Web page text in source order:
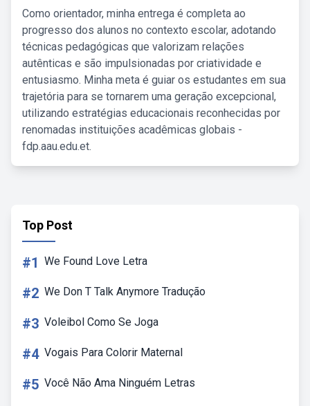
Como orientador, minha entrega é completa ao
progresso dos alunos no contexto escolar, adotando
técnicas pedagógicas que valorizam relações
autênticas e são impulsionadas por criatividade e
entusiasmo. Minha meta é guiar os estudantes em sua
trajetória para se tornarem uma geração excepcional,
utilizando estratégias educacionais reconhecidas por
renomadas instituições acadêmicas globais -
fdp.aau.edu.et.
Top Post
#1 We Found Love Letra
#2 We Don T Talk Anymore Tradução
#3 Voleibol Como Se Joga
#4 Vogais Para Colorir Maternal
#5 Você Não Ama Ninguém Letras